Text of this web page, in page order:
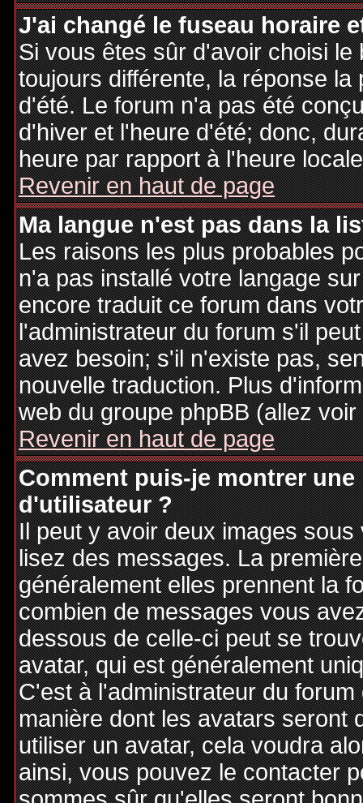
J'ai changé le fuseau horaire
Si vous êtes sûr d'avoir choisi
toujours différente, la réponse
d'été. Le forum n'a pas été
d'hiver et l'heure d'été; donc,
heure par rapport à l'heure
Revenir en haut de page
Ma langue n'est pas dans la
Les raisons les plus probables
n'a pas installé votre langage
encore traduit ce forum dans
l'administrateur du forum s'il
avez besoin; s'il n'existe pas,
nouvelle traduction. Plus
web du groupe phpBB (allez
Revenir en haut de page
Comment puis-je montrer
d'utilisateur ?
Il peut y avoir deux images
lisez des messages. La
généralement elles prennent la
combien de messages vous
dessous de celle-ci peut se
avatar, qui est généralement
C'est à l'administrateur du
manière dont les avatars seront
utiliser un avatar, cela voudra
ainsi, vous pouvez le contacter